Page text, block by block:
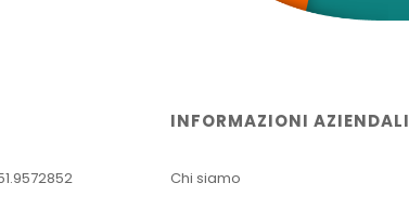
INFORMAZIONI AZIENDALI
Chi siamo